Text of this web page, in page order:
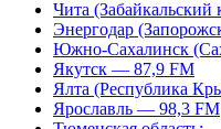
Чита
Энергодар
Южно-Сахалинск
Якутск — 87,9 FM
Ялта (Республика
Ярославль — 98,3 FM